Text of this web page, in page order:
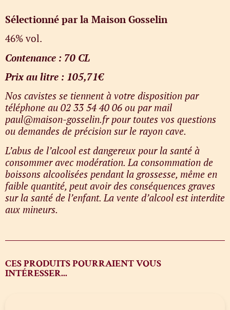
Sélectionné par la Maison Gosselin
46% vol.
Contenance : 70 CL
Prix au litre : 105,71€
Nos cavistes se tiennent à votre disposition par
téléphone au 02 33 54 40 06 ou par mail
paul@maison-gosselin.fr pour toutes vos questions
ou demandes de précision sur le rayon cave.
L’abus de l’alcool est dangereux pour la santé à
consommer avec modération. La consommation de
boissons alcoolisées pendant la grossesse, même en
faible quantité, peut avoir des conséquences graves
sur la santé de l’enfant. La vente d’alcool est interdite
aux mineurs.
CES PRODUITS POURRAIENT VOUS
INTÉRESSER...